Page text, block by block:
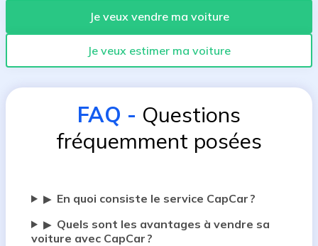
Je veux vendre ma voiture
Je veux estimer ma voiture
FAQ - Questions
fréquemment posées
▶ En quoi consiste le service CapCar ?
▶ Quels sont les avantages à vendre sa
voiture avec CapCar ?